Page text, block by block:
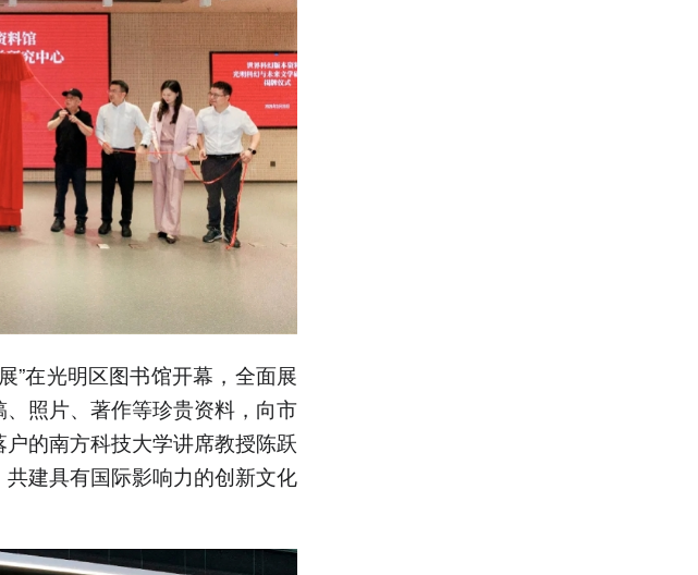
在光明区图书馆开幕，全面展
照片、著作等珍贵资料，向市
的南方科技大学讲席教授陈跃
建具有国际影响力的创新文化